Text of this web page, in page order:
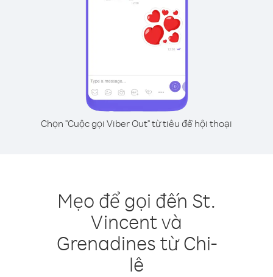
Chọn "Cuộc gọi Viber Out" từ tiêu đề hội thoại
Mẹo để gọi đến St.
Vincent và
Grenadines từ Chi-
lê